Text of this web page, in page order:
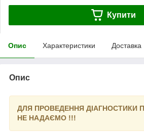
Купити
Опис Характеристики Доставка
Опис
ДЛЯ ПРОВЕДЕННЯ ДІАГНОСТИКИ
НЕ НАДАЄМО !!!